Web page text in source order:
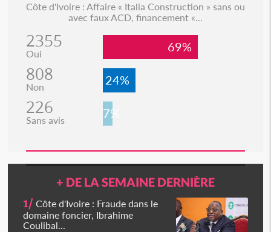
Côte d'Ivoire : Affaire « Italia Construction » sans ou
avec faux ACD, financement «...
2355
Oui 69%
808
Non 24%
226
Sans avis 7%
+ DE LA SEMAINE DERNIÈRE
1/ Côte d'Ivoire : Fraude dans le
domaine foncier, Ibrahime
Coulibal...